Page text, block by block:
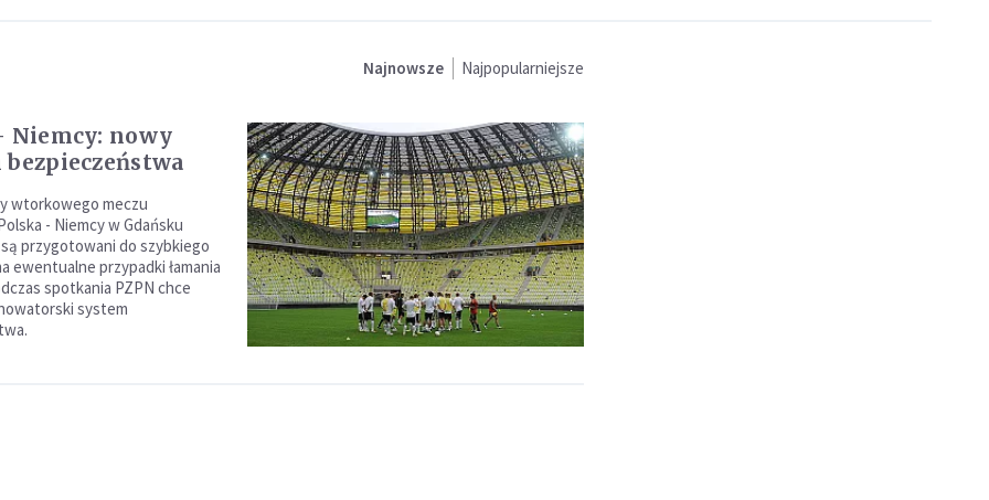
Najnowsze Najpopularniejsze
Niemcy: nowy
wtorkowego meczu
- Niemcy w Gdańsku
przygotowani do szybkiego
ewentualne przypadki łamania
spotkania PZPN chce
system